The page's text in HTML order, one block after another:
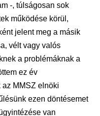
-, túlságosan sok
működése körül,
jelent meg a másik
vélt vagy valós
a problémáknak a
ez év
MMSZ elnöki
ezen döntésemet
van